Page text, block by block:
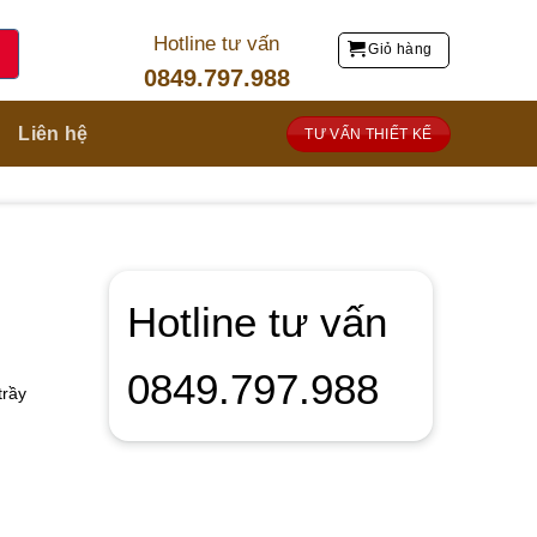
Hotline tư vấn
0849.797.988
Giỏ hàng
Liên hệ TƯ VẤN THIẾT KẾ
Hotline tư vấn
0849.797.988